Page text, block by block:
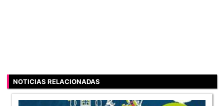
NOTICIAS RELACIONADAS